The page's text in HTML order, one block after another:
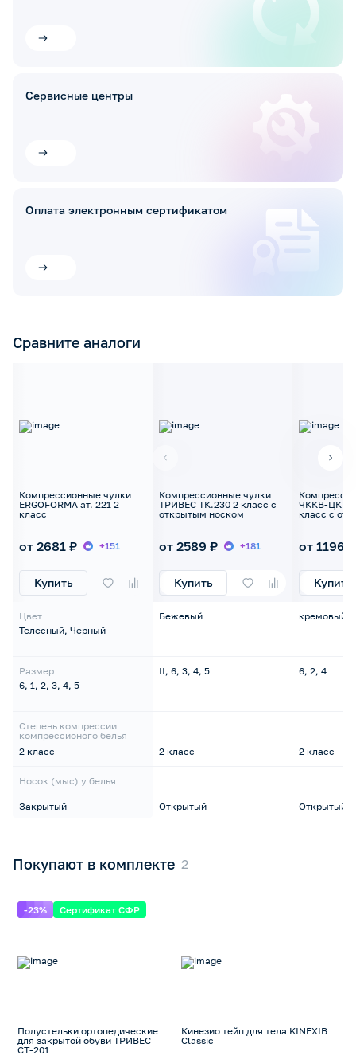
Сервисные центры
Оплата электронным сертификатом
Сравните аналоги
Компрессионные чулки
ERGOFORMA ат. 221 2
класс
от 2681 ₽ +151
Купить
Цвет
Телесный, Черный
Размер
6, 1, 2, 3, 4, 5
Степень компрессии
компрессионого белья
2 класс
Носок (мыс) у белья
Закрытый
Компрессионные чулки
ТРИВЕС ТК.230 2 класс с
открытым носком
от 2589 ₽ +181
Купить
Бежевый
II, 6, 3, 4, 5
2 класс
Открытый
ЧККВ-ЦК
класс с
от 1196 ₽
Купить
кремовый/
6, 2, 4
2 класс
Открытый
Покупают в комплекте
-23% Сертификат СФР
Полустельки ортопедические
для закрытой обуви ТРИВЕС
СТ-201
Кинезио тейп для тела KINEXIB
Classic